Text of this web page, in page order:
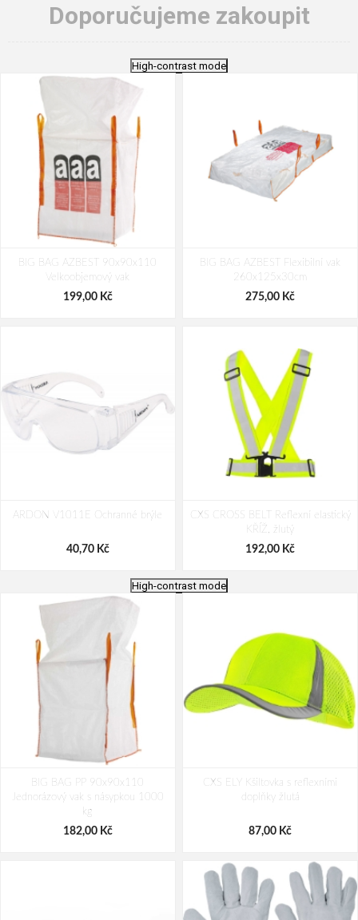
Doporučujeme zakoupit
High-contrast mode
BIG BAG AZBEST 90x90x110
Velkoobjemový vak
199,00 Kč
BIG BAG AZBEST Flexibilní vak
260x125x30cm
275,00 Kč
ARDON V1011E Ochranné brýle
40,70 Kč
CXS CROSS BELT Reflexní elastický
KŘÍŽ, žlutý
192,00 Kč
Procera DIEGO SMOKE Ochranné
brýle kouřové
36,00 Kč
odpad 20ks/role
43,00 Kč
High-contrast mode
BIG BAG PP 90x90x110
Jednorázový vak s násypkou 1000
kg
182,00 Kč
CXS ELY Kšiltovka s reflexními
doplňky žlutá
87,00 Kč